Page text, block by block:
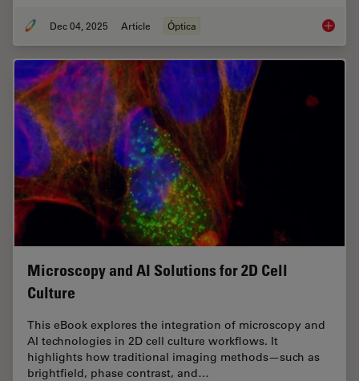
Dec 04, 2025 Article Óptica Infinity
Microscopy and AI Solutions for 2D Cell
Culture
This eBook explores the integration of microscopy and
AI technologies in 2D cell culture workflows. It
highlights how traditional imaging methods—such as
brightfield, phase contrast, and…